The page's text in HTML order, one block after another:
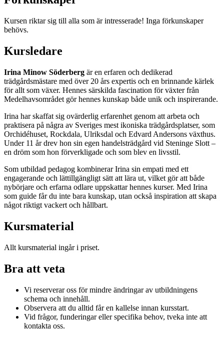
Kursen riktar sig till alla som är intresserade! Inga förkunskaper
behövs.
Kursledare
Irina Minow Söderberg är en erfaren och dedikerad
trädgårdsmästare med över 20 års expertis och en brinnande kärlek
för allt som växer. Hennes särskilda fascination för växter från
Medelhavsområdet gör hennes kunskap både unik och inspirerande.
Irina har skaffat sig ovärderlig erfarenhet genom att arbeta och
praktisera på några av Sveriges mest ikoniska trädgårdsplatser, som
Orchidéhuset, Rockdala, Ulriksdal och Edvard Andersons växthus.
Under 11 år drev hon sin egen handelsträdgård vid Steninge Slott –
en dröm som hon förverkligade och som blev en livsstil.
Som utbildad pedagog kombinerar Irina sin empati med ett
engagerande och lättillgängligt sätt att lära ut, vilket gör att både
nybörjare och erfarna odlare uppskattar hennes kurser. Med Irina
som guide får du inte bara kunskap, utan också inspiration att skapa
något riktigt vackert och hållbart.
Kursmaterial
Allt kursmaterial ingår i priset.
Bra att veta
Vi reserverar oss för mindre ändringar av utbildningens
schema och innehåll.
Observera att du alltid får en kallelse innan kursstart.
Vid frågor, funderingar eller specifika behov, tveka inte att
kontakta oss.